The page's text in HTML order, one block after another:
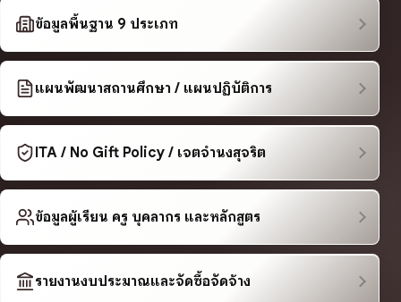
ข้อมูลพื้นฐาน 9 ประเภท
แผนพัฒนาสถานศึกษา / แผนปฏิบัติการ
ITA / No Gift Policy / เจตจำนงสุจริต
ข้อมูลผู้เรียน ครู บุคลากร และหลักสูตร
รายงานงบประมาณและจัดซื้อจัดจ้าง